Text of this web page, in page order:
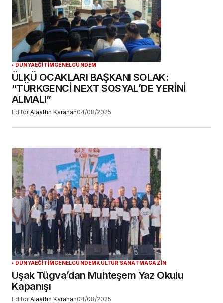
DÜNYAEĞİTİMGENELGÜNDEM
ÜLKÜ OCAKLARI BAŞKANI SOLAK:
“TÜRKGENCİ NEXT SOSYAL’DE YERİNİ
ALMALI”
Editör Alaattin Karahan04/08/2025
DÜNYAEĞİTİMGENELGÜNDEMKÜLTÜR SANATMAGAZİN
Uşak Tügva’dan Muhteşem Yaz Okulu
Kapanışı
Editör Alaattin Karahan04/08/2025